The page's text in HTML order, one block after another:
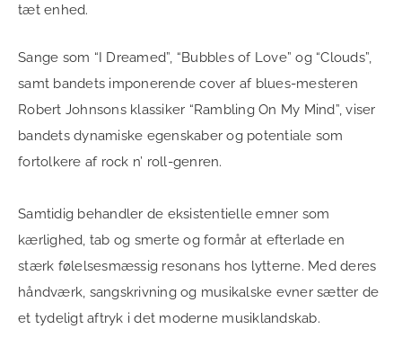
tæt enhed.
Sange som “I Dreamed”, “Bubbles of Love” og “Clouds”,
samt bandets imponerende cover af blues-mesteren
Robert Johnsons klassiker “Rambling On My Mind”, viser
bandets dynamiske egenskaber og potentiale som
fortolkere af rock n’ roll-genren.
Samtidig behandler de eksistentielle emner som
kærlighed, tab og smerte og formår at efterlade en
stærk følelsesmæssig resonans hos lytterne. Med deres
håndværk, sangskrivning og musikalske evner sætter de
et tydeligt aftryk i det moderne musiklandskab.